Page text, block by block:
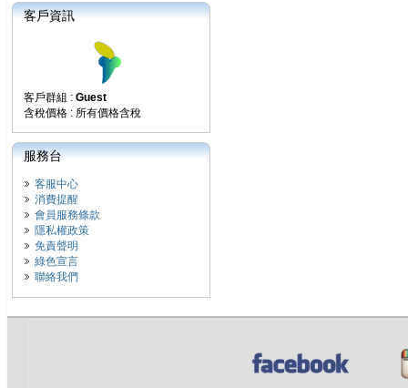
客戶資訊
客戶群組 : Guest
含稅價格 : 所有價格含稅
服務台
客服中心
消費提醒
會員服務條款
隱私權政策
免責聲明
綠色宣言
聯絡我們